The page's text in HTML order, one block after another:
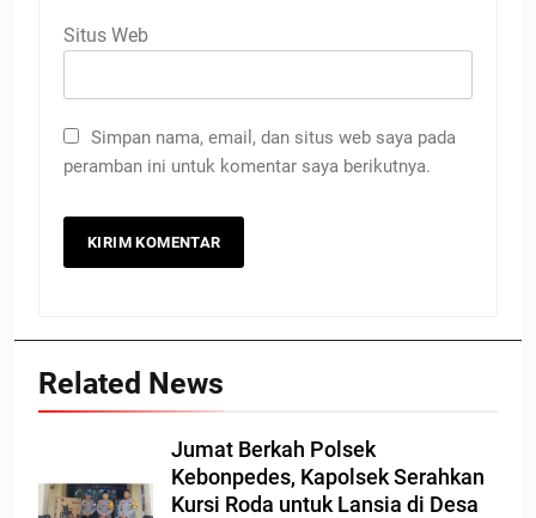
Situs Web
Simpan nama, email, dan situs web saya pada
peramban ini untuk komentar saya berikutnya.
Related News
Jumat Berkah Polsek
Kebonpedes, Kapolsek Serahkan
Kursi Roda untuk Lansia di Desa